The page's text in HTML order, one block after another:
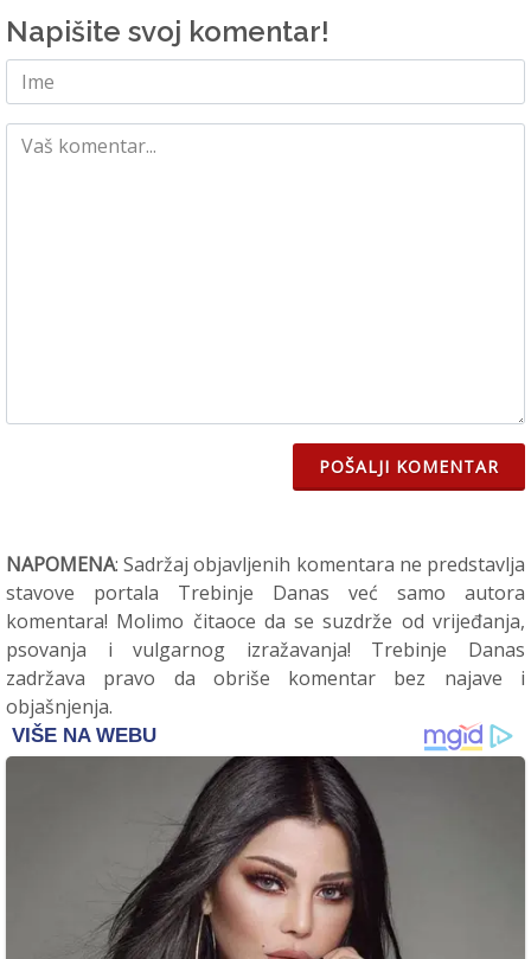
Napišite svoj komentar!
POŠALJI KOMENTAR
NAPOMENA: Sadržaj objavljenih komentara ne predstavlja
stavove portala Trebinje Danas već samo autora
komentara! Molimo čitaoce da se suzdrže od vrijeđanja,
psovanja i vulgarnog izražavanja! Trebinje Danas
zadržava pravo da obriše komentar bez najave i
objašnjenja.